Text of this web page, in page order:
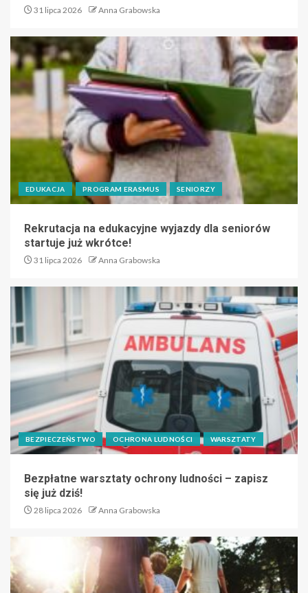
31 lipca 2026 Anna Grabowska
EDUKACJA PROGRAM ERASMUS SENIORZY
Rekrutacja na edukacyjne wyjazdy dla seniorów
startuje już wkrótce!
31 lipca 2026 Anna Grabowska
BEZPIECZEŃSTWO OCHRONA LUDNOŚCI WARSZTATY
Bezpłatne warsztaty ochrony ludności – zapisz
się już dziś!
28 lipca 2026 Anna Grabowska